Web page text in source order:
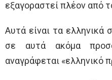
εξαγοραστεί πλέον από
Αυτά είναι τα ελληνικά
σε αυτά ακόμα
αναγράφεται «ελληνικό